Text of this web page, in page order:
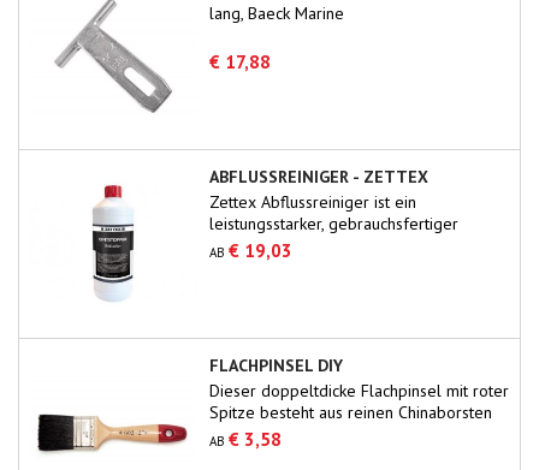
lang, Baeck Marine
€ 17,88
ABFLUSSREINIGER - ZETTEX
Zettex Abflussreiniger ist ein
leistungsstarker, gebrauchsfertiger
Reiniger, der alle Verstopfungen in
Abflüssen schnell beseitigt.Organische
sind.Nur für den professionellen
Einsatz.Sorgen Sie für...
AB € 19,03
FLACHPINSEL DIY
Dieser doppeltdicke Flachpinsel mit roter
Spitze besteht aus reinen Chinaborsten
mit 60/70 % Tops. Gute Malerqualität
zum Firnissen, Beizen und Lackieren
AB € 3,58